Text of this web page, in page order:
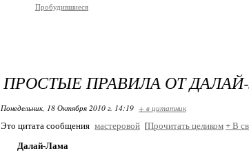
Пробудившиеся
ПРОСТЫЕ ПРАВИЛА ОТ
Понедельник, 18 Октября 2010 г. 14:19 + в цитатник
Это цитата сообщения мастеровой [Прочитать целиком + В
Далай-Лама